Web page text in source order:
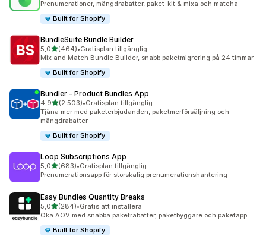
Prenumerationer, mängdrabatter, paket-kit & mixa och matcha
Built for Shopify
BundleSuite Bundle Builder
5,0av 5 stjärnor
(464)
464 recensioner totalt
•Gratisplan tillgänglig
Mix and Match Bundle Builder, snabb paketmigrering på 24 timmar
Built for Shopify
Bundler ‑ Product Bundles App
4,9av 5 stjärnor
(2 503)
2503 recensioner totalt
•Gratisplan tillgänglig
Tjäna mer med paketerbjudanden, paketmerförsäljning och
mängdrabatter
Built for Shopify
Loop Subscriptions App
5,0av 5 stjärnor
(683)
683 recensioner totalt
•Gratisplan tillgänglig
Prenumerationsapp för storskalig prenumerationshantering
Easy Bundles Quantity Breaks
5,0av 5 stjärnor
(284)
284 recensioner totalt
•Gratis att installera
Öka AOV med snabba paketrabatter, paketbyggare och paketapp
Built for Shopify